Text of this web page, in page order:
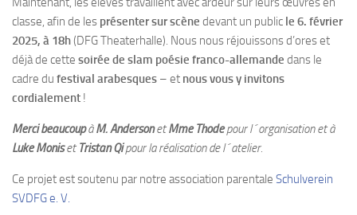
classe, afin de les présenter sur scène devant un public le 6. février
2025, à 18h(DFG Theaterhalle). Nous nous réjouissons d’ores et
déjà de cette soirée de slam poésie franco-allemande dans le
cadre du festival arabesques – et nous vous y invitons
cordialement !
Merci beaucoupàM. AndersonetMme Thodepour l´organisation et à
Luke Moniset Tristan Qipour la réalisation de l´atelier.
Ce projet est soutenu par notre association parentale Schulverein
SVDFG e. V.